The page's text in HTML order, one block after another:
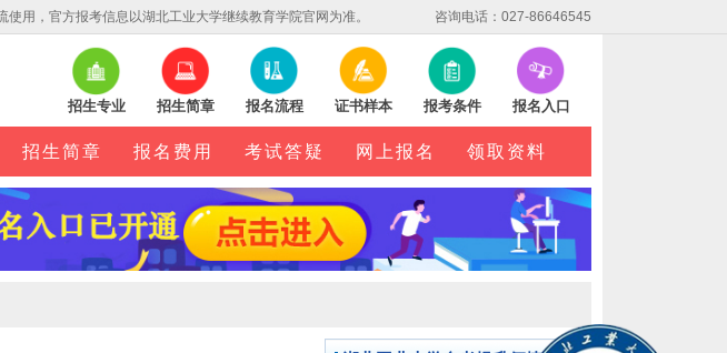
用，官方报考信息以湖北工业大学继续教育学院官网为准。 咨询电话：027-86646545
招生专业 招生简章 报名流程 证书样本 报考条件 报名入口
招生简章 报名费用 考试答疑 网上报名 领取资料